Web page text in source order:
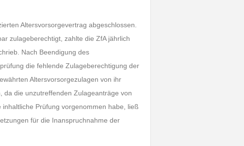
Altersvorsorgevertrag abgeschlossen.
zulageberechtigt, zahlte die ZfA jährlich
Nach Beendigung des
die fehlende Zulageberechtigung der
Altersvorsorgezulagen von ihr
da die unzutreffenden Zulageanträge von
Prüfung vorgenommen habe, ließ
für die Inanspruchnahme der